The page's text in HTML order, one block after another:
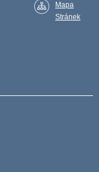
Mapa
Stránek